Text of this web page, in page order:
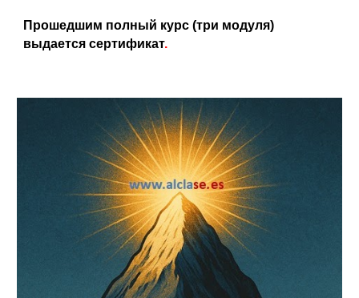
Прошедшим полный курс (три модуля)
выдается сертификат.